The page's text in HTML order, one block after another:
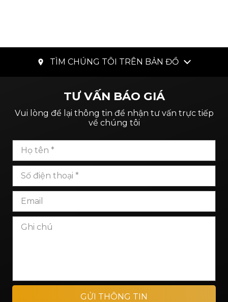
place TÌM CHÚNG TÔI TRÊN BẢN ĐỒ
TƯ VẤN BÁO GIÁ
Vui lòng để lại thông tin để nhận tư vấn trực tiếp
về chúng tôi
GỬI THÔNG TIN